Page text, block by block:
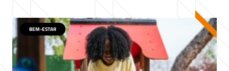
BEM-ESTAR